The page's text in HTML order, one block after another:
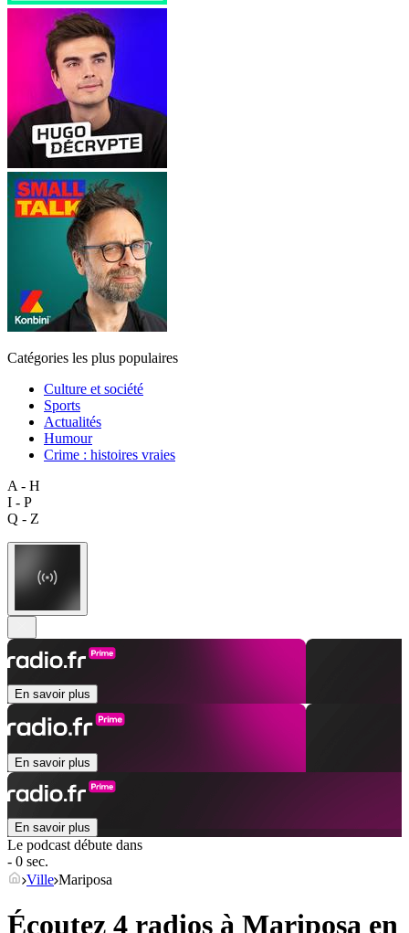
Catégories les plus populaires
Culture et société
Sports
Actualités
Humour
Crime : histoires vraies
A - H
I - P
Q - Z
En savoir plus
En savoir plus
En savoir plus
Le podcast débute dans
- 0 sec.
Ville Mariposa
Écoutez 4 radios à Mariposa en